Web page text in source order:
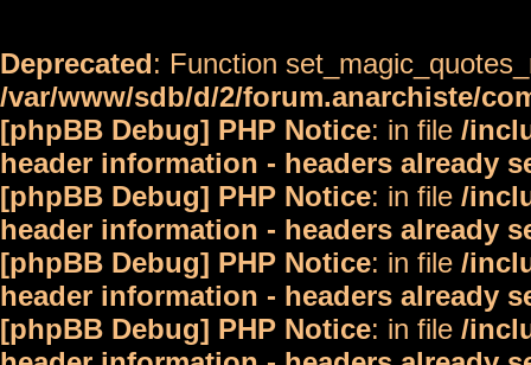
Deprecated: Function
/var/www/sdb/d/2/forum.anarchiste/
[phpBB Debug] PHP Notice: in file /
header information - headers already
[phpBB Debug] PHP Notice: in file /
header information - headers already
[phpBB Debug] PHP Notice: in file /
header information - headers already
[phpBB Debug] PHP Notice: in file /